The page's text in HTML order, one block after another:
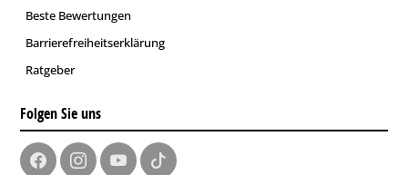
Beste Bewertungen
Barrierefreiheitserklärung
Ratgeber
Folgen Sie uns